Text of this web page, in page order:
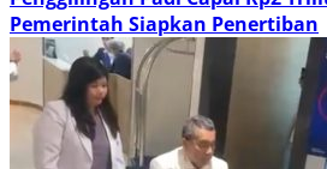
Pemerintah Siapkan Penertiban